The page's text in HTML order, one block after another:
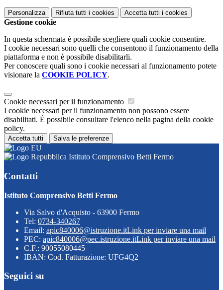
Personalizza Rifiuta tutti i cookies Accetta tutti i cookies
Gestione cookie
In questa schermata è possibile scegliere quali cookie consentire.
I cookie necessari sono quelli che consentono il funzionamento della
piattaforma e non è possibile disabilitarli.
Per conoscere quali sono i cookie necessari al funzionamento potete
visionare la COOKIE POLICY.
Cookie necessari per il funzionamento
I cookie necessari per il funzionamento non possono essere
disabilitati. È possibile consultare l'elenco nella pagina della cookie
policy.
Accetta tutti Salva le preferenze
Istituto Comprensivo Betti Fermo
Contatti
Istituto Comprensivo Betti Fermo
Via Salvo d'Acquisto - 63900 Fermo
Tel: 0734-340267
Email: apic840006@istruzione.itLink per inviare una mail
PEC: apic840006@pec.istruzione.itLink per inviare una mail
C.F.: 90055080445
IBAN: Cod. Fatturazione: UFG4Q2
Seguici su